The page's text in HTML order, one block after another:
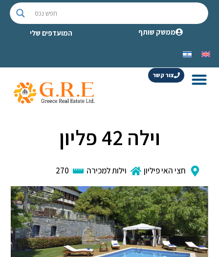
ממשק שותף המועדפים שלי
צור קשר
וילה 42 פליון
חצי האי פיליון וילות למכירה 270